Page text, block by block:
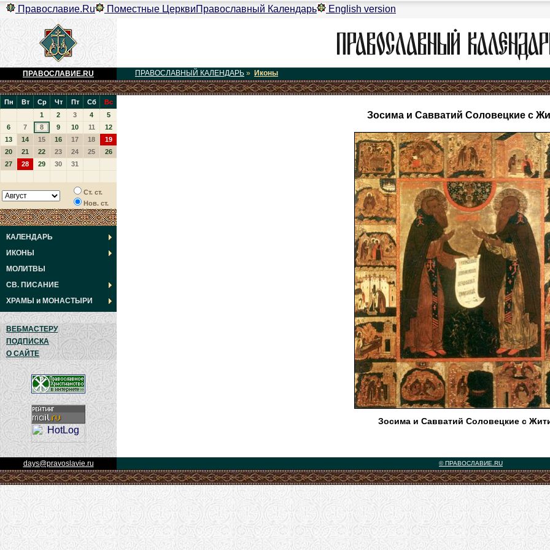
Православие.Ru Поместные ЦерквиПравославный Календарь English version
ПРАВОСЛАВИЕ.RU ПРАВОСЛАВНЫЙ КАЛЕНДАРЬ » Иконы
Пн Вт Ср Чт Пт Сб
Вс
1
2 3 4
5
6
7 8 9 10 11
12
13
14 15 16 17 18
19
20
21 22 23 24 25
26
27
28 29 30 31
Ст. ст.
Нов. ст.
КАЛЕНДАРЬ
ИКОНЫ
МОЛИТВЫ
СВ. ПИСАНИЕ
ХРАМЫ и МОНАСТЫРИ
ВЕБМАСТЕРУ
ПОДПИСКА
О САЙТЕ
Зосима и Савватий Соловецкие с
Зосима и Савватий Соловецкие с
days@pravoslavie.ru © ПРАВОСЛАВИЕ.RU